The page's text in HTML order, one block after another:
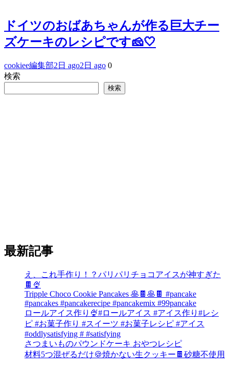
ドイツのおばあちゃんが作る巨大チー
ズケーキのレシピです🧀🤍
cookiee編集部2日 ago2日 ago 0
検索
検索
最新記事
え、これ手作り！？パリパリチョコアイスが神すぎた
🍫🍨
Tripple Choco Cookie Pancakes 🥞🍫🥞🍫 #pancake
#pancakes #pancakerecipe #pancakemix #99pancake
ロールアイス作り🍨#ロールアイス #アイス作り#レシ
ピ #お菓子作り #スイーツ #お菓子レシピ #アイス
#oddlysatisfying # #satisfying⁠
さつまいものパウンドケーキ おやつレシピ
材料5つ混ぜるだけ🍪焼かない生クッキー🍫砂糖不使用